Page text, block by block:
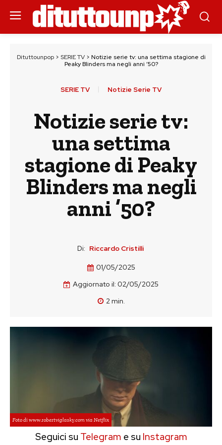
Dituttounpop> SERIE TV> Notizie serie tv: una settima stagione di
Peaky Blinders ma negli anni ’50?
SERIE TV Notizie Serie TV
Notizie serie tv:
una settima
stagione di Peaky
Blinders ma negli
anni ’50?
Di: Riccardo Cristilli
01/05/2025
Aggiornato il: 02/05/2025
2min.
Foto di www.robertviglasky.com via Netflix
Seguici su Telegram e su Instagram